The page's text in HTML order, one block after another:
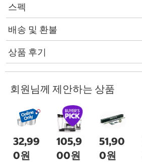
스펙
배송 및 환불
상품 후기
회원님께 제안하는 상품
32,99
0원
105,9
00원
51,90
0원